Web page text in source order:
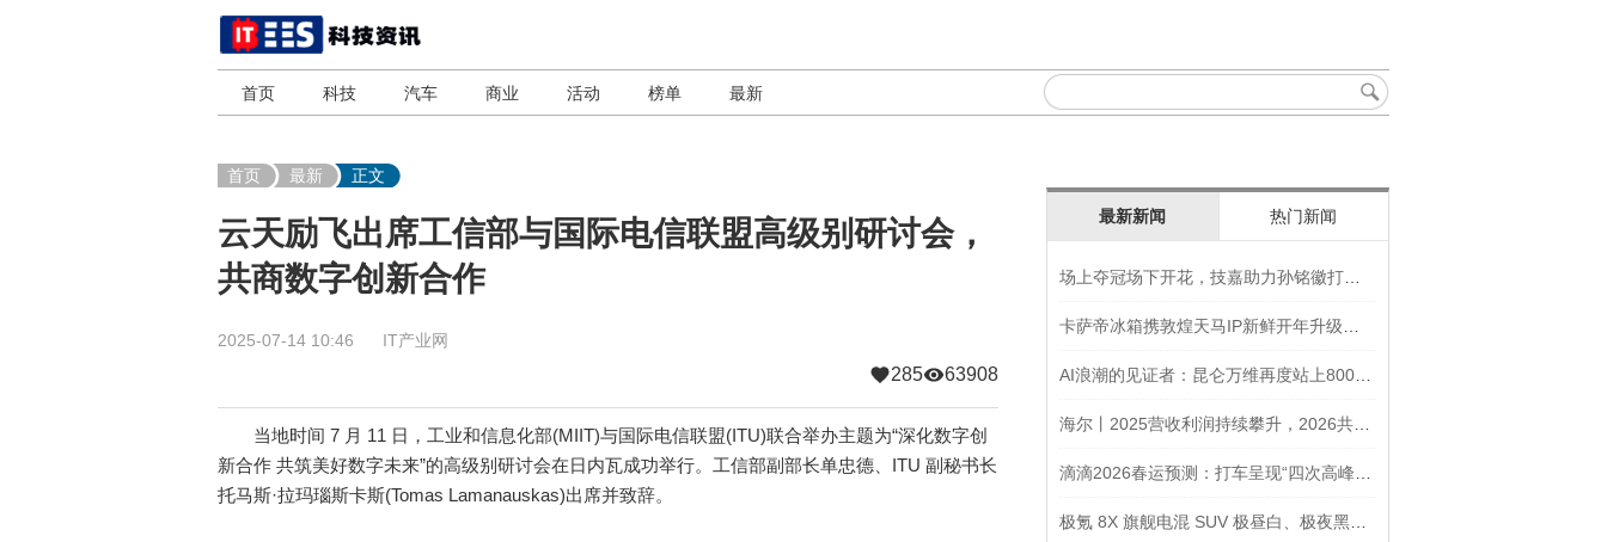
首页 科技 汽车 商业 活动 榜单 最新
首页 最新 正文
云天励飞出席工信部与国际电信联盟高级别研讨会，
共商数字创新合作
2025-07-14 10:46 IT产业网
285 63908
当地时间 7 月 11 日，工业和信息化部(MIIT)与国际电信联盟(ITU)联合举办主题为“深化数字创
新合作 共筑美好数字未来”的高级别研讨会在日内瓦成功举行。工信部副部长单忠德、ITU 副秘书长
托马斯·拉玛瑙斯卡斯(Tomas Lamanauskas)出席并致辞。
最新新闻 热门新闻